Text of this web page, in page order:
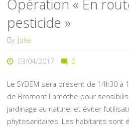
Opération « En
pesticide »
By Julie
03/04/2017 0
Le SYDEM sera présent de 14h30 à
de Bromont Lamothe pour
jardinage au naturel et éviter
phytosanitaires. Les habitants sont